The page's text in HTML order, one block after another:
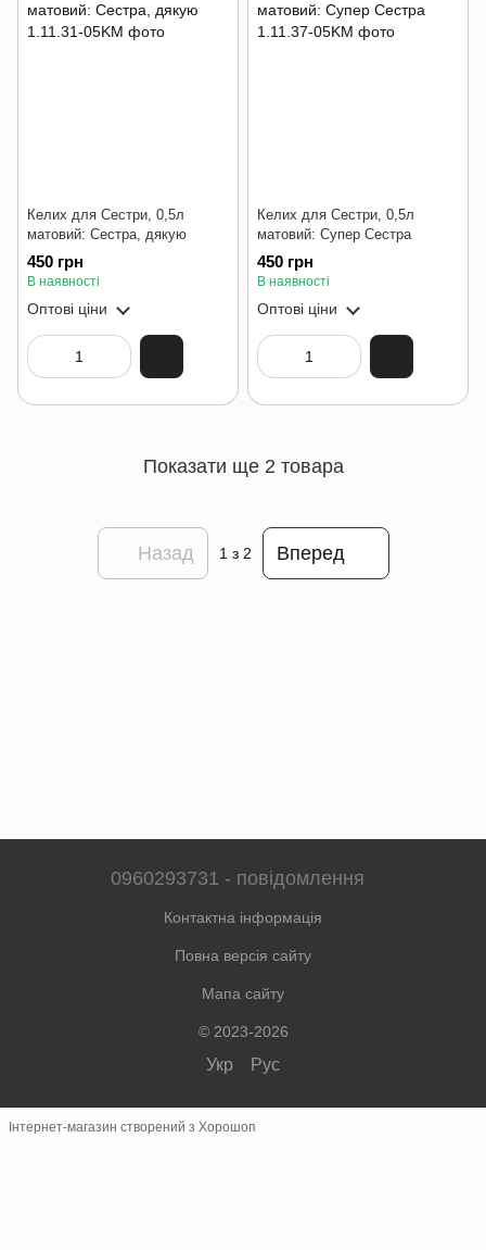
Келих для Сестри, 0,5л
матовий: Сестра, дякую
450 грн
В наявності
Оптові ціни
Келих для Сестри, 0,5л
матовий: Супер Сестра
450 грн
В наявності
Оптові ціни
Показати ще 2 товара
Назад 1з 2 Вперед
0960293731 - повідомлення
Контактна інформація
Повна версія сайту
Мапа сайту
© 2023-2026
Укр Рус
Інтернет-магазин створений з Хорошоп